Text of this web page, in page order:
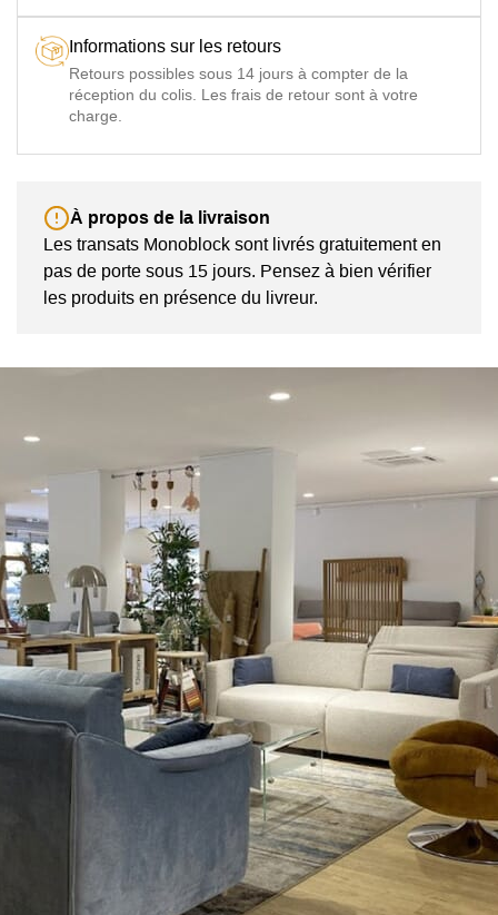
Informations sur les retours
Retours possibles sous 14 jours à compter de la
réception du colis. Les frais de retour sont à votre
charge.
À propos de la livraison
Les transats Monoblock sont livrés gratuitement en
pas de porte sous 15 jours. Pensez à bien vérifier
les produits en présence du livreur.